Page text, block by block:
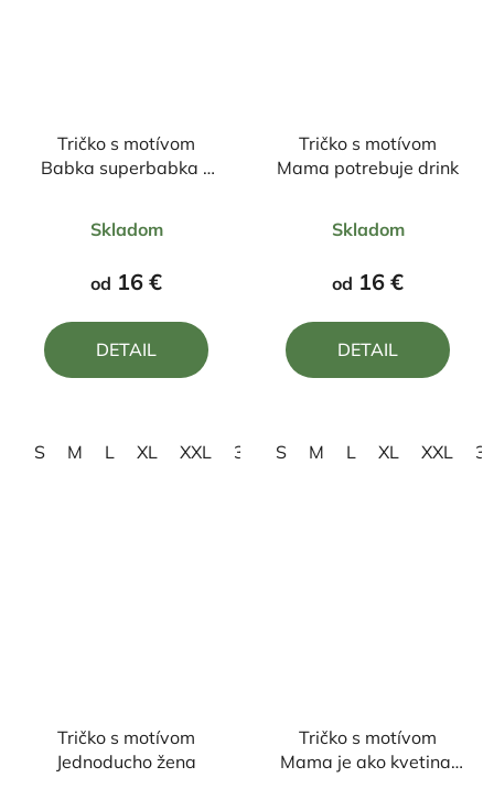
Tričko s motívom
Babka superbabka v
hodnotenie
produktu
z
Skladom
od 16 €
DETAIL
S M L XL XXL 3XL
Tričko s motívom
Mama potrebuje drink
hodnotenie
produktu
z
Skladom
od 16 €
DETAIL
S M L XL XXL
Tričko s motívom
Jednoducho žena
Tričko s motívom
Mama je ako kvetina,